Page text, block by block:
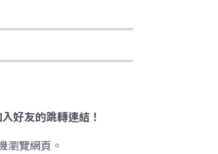
好友的跳轉連結！
瀏覽網頁。